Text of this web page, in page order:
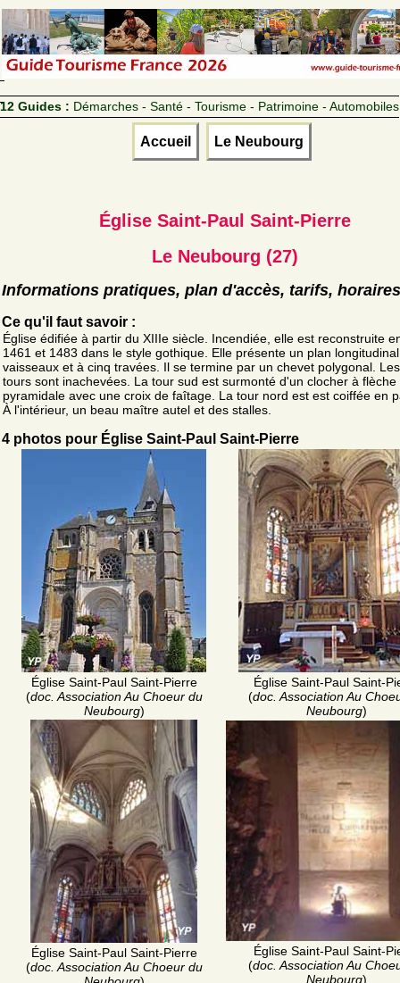
12 Guides : Démarches - Santé - Tourisme - Patrimoine - Automobiles
Accueil Le Neubourg
Église Saint-Paul Saint-Pierre
Le Neubourg (27)
Informations pratiques, plan d'accès, tarifs, horaires
Ce qu'il faut savoir :
Église édifiée à partir du XIIIe siècle. Incendiée, elle est reconstruite
1461 et 1483 dans le style gothique. Elle présente un plan
vaisseaux et à cinq travées. Il se termine par un chevet polygonal.
tours sont inachevées. La tour sud est surmonté d'un clocher à flèche
pyramidale avec une croix de faîtage. La tour nord est est coiffée en
À l'intérieur, un beau maître autel et des stalles.
4 photos pour Église Saint-Paul Saint-Pierre
Église Saint-Paul Saint-Pierre
(doc. Association Au Choeur du
Neubourg)
Église Saint-Paul Saint-
(doc. Association Au
Neubourg)
Église Saint-Paul Saint-Pierre
(doc. Association Au Choeur du
Église Saint-Paul Saint-
(doc. Association Au
Neubourg)